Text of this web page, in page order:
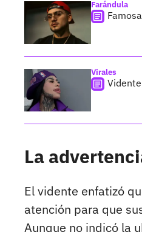
Farándula
Virales
La
El vidente enfatizó
atención para que
Aunque no indicó la